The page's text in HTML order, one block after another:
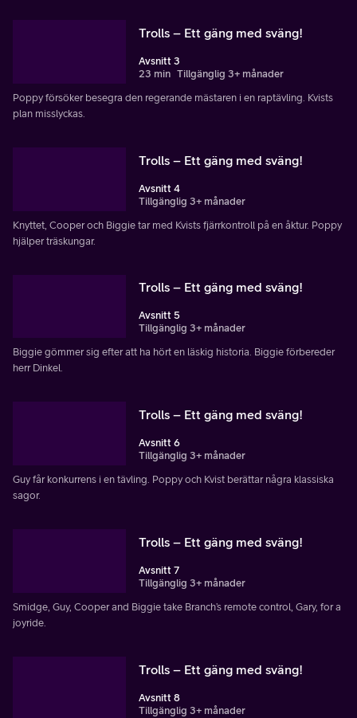
Trolls – Ett gäng med sväng!
Avsnitt 3
23 min Tillgänglig 3+ månader
Poppy försöker besegra den regerande mästaren i en raptävling. Kvists
plan misslyckas.
Trolls – Ett gäng med sväng!
Avsnitt 4
Tillgänglig 3+ månader
Knyttet, Cooper och Biggie tar med Kvists fjärrkontroll på en åktur. Poppy
hjälper träskungar.
Trolls – Ett gäng med sväng!
Avsnitt 5
Tillgänglig 3+ månader
Biggie gömmer sig efter att ha hört en läskig historia. Biggie förbereder
herr Dinkel.
Trolls – Ett gäng med sväng!
Avsnitt 6
Tillgänglig 3+ månader
Guy får konkurrens i en tävling. Poppy och Kvist berättar några klassiska
sagor.
Trolls – Ett gäng med sväng!
Avsnitt 7
Tillgänglig 3+ månader
Smidge, Guy, Cooper and Biggie take Branch’s remote control, Gary, for a
joyride.
Trolls – Ett gäng med sväng!
Avsnitt 8
Tillgänglig 3+ månader